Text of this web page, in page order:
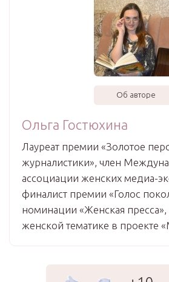
Об авторе
Ольга Гостюхина
Лауреат премии «Золотое
журналистики», член
ассоциации женских медиа-
финалист премии «Голос
номинации «Женская пресса»,
женской тематике в проекте